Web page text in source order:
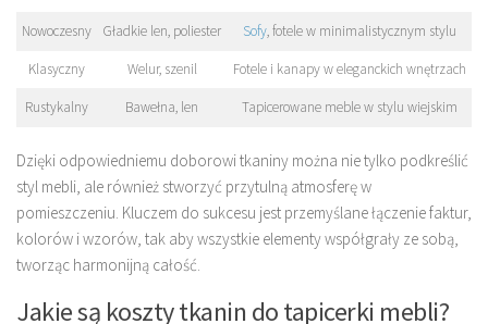
Nowoczesny Gładkie len, poliester Sofy, fotele w minimalistycznym stylu
Klasyczny Welur, szenil Fotele i kanapy w eleganckich wnętrzach
Rustykalny Bawełna, len Tapicerowane meble w stylu wiejskim
Dzięki odpowiedniemu doborowi tkaniny można nie tylko podkreślić
styl mebli, ale również stworzyć przytulną atmosferę w
pomieszczeniu. Kluczem do sukcesu jest przemyślane łączenie faktur,
kolorów i wzorów, tak aby wszystkie elementy współgrały ze sobą,
tworząc harmonijną całość.
Jakie są koszty tkanin do tapicerki mebli?